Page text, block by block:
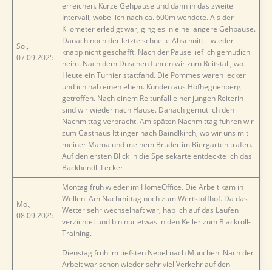
So.,
07.09.2025
erreichen. Kurze Gehpause und dann in das zweite
Intervall, wobei ich nach ca. 600m wendete. Als der
Kilometer erledigt war, ging es in eine längere Gehpause.
Danach noch der letzte schnelle Abschnitt – wieder
knapp nicht geschafft. Nach der Pause lief ich gemütlich
heim. Nach dem Duschen fuhren wir zum Reitstall, wo
Heute ein Turnier stattfand. Die Pommes waren lecker
und ich hab einen ehem. Kunden aus Hofhegnenberg
getroffen. Nach einem Reitunfall einer jungen Reiterin
sind wir wieder nach Hause. Danach gemütlich den
Nachmittag verbracht. Am späten Nachmittag fuhren wir
zum Gasthaus Ittlinger nach Baindlkirch, wo wir uns mit
meiner Mama und meinem Bruder im Biergarten trafen.
Auf den ersten Blick in die Speisekarte entdeckte ich das
Backhendl. Lecker.
Mo.,
08.09.2025
Montag früh wieder im HomeOffice. Die Arbeit kam in
Wellen. Am Nachmittag noch zum Wertstoffhof. Da das
Wetter sehr wechselhaft war, hab ich auf das Laufen
verzichtet und bin nur etwas in den Keller zum Blackroll-
Training.
Dienstag früh im tiefsten Nebel nach München. Nach der
Arbeit war schon wieder sehr viel Verkehr auf den